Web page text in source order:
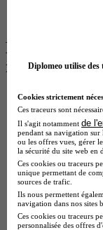
Les intitulés
recherchés
Master Meef à
Prépa
Licence
Master
Licence
Master
Master
Master
Master Meef à
Master Meef à
BTS Tourisme
Diplomeo utilise des
Cookies strictement
Ces traceurs sont
Il s'agit notamment de
pendant sa navigation sur
ou les offres vues, gérer
la sécurité du site web en
Ces cookies ou traceurs
unique permettant de
sources de trafic.
Ils nous permettent
navigation dans nos sites
Ces cookies ou traceurs
personnalisée des offres